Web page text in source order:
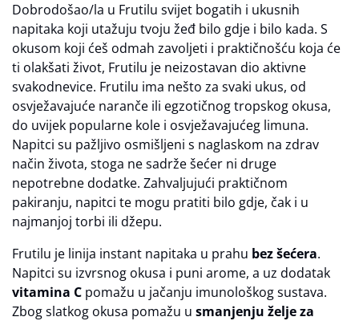
Dobrodošao/la u Frutilu svijet bogatih i ukusnih
napitaka koji utažuju tvoju žeđ bilo gdje i bilo kada. S
okusom koji ćeš odmah zavoljeti i praktičnošću koja će
ti olakšati život, Frutilu je neizostavan dio aktivne
svakodnevice. Frutilu ima nešto za svaki ukus, od
osvježavajuće naranče ili egzotičnog tropskog okusa,
do uvijek popularne kole i osvježavajućeg limuna.
Napitci su pažljivo osmišljeni s naglaskom na zdrav
način života, stoga ne sadrže šećer ni druge
nepotrebne dodatke. Zahvaljujući praktičnom
pakiranju, napitci te mogu pratiti bilo gdje, čak i u
najmanjoj torbi ili džepu.
Frutilu je linija instant napitaka u prahu bez šećera.
Napitci su izvrsnog okusa i puni arome, a uz dodatak
vitamina C pomažu u jačanju imunološkog sustava.
Zbog slatkog okusa pomažu u smanjenju želje za